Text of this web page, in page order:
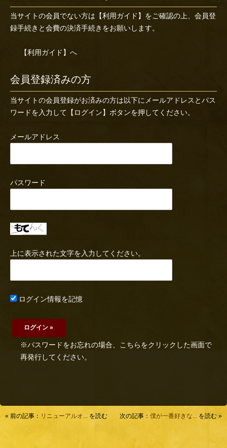
当サイトの会員でない方は 【利用ガイド】 をご確認の上、会員登
録手続きと会費の決済手続きをお願いします。
【利用ガイド】へ
会員登録済みの方
当サイトの会員登録がお済みの方は以下にメールアドレスとパス
ワードを入力して【ログイン】ボタンを押してください。
メールアドレス
パスワード
上に表示された文字を入力してください。
ログイン情報を記憶
※パスワードをお忘れの場合、こちらをクリックした画面で
再発行してください。
« 前の記事： リニューアルオ... を読む 次の記事： 僕が一番好きな... を読む »